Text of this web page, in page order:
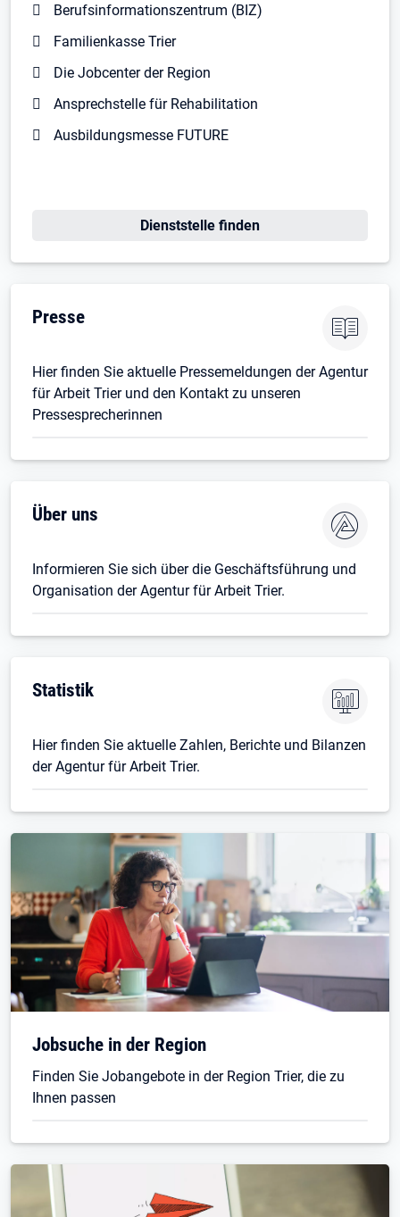
Berufsinformationszentrum (BIZ)
Familienkasse Trier
Die Jobcenter der Region
Ansprechstelle für Rehabilitation
Ausbildungsmesse FUTURE
Öffnet in neuem Tab
Dienststelle finden
Presse
Hier finden Sie aktuelle Pressemeldungen der Agentur
für Arbeit Trier und den Kontakt zu unseren
Pressesprecherinnen
Über uns
Informieren Sie sich über die Geschäftsführung und
Organisation der Agentur für Arbeit Trier.
Öffnet in neuem Tab
Statistik
Hier finden Sie aktuelle Zahlen, Berichte und Bilanzen
der Agentur für Arbeit Trier.
Öffnet in neuem Tab
Jobsuche in der Region
Finden Sie Jobangebote in der Region Trier, die zu
Ihnen passen